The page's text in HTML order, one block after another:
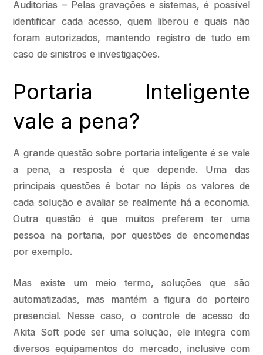
Auditorias – Pelas gravações e sistemas, é possível
identificar cada acesso, quem liberou e quais não
foram autorizados, mantendo registro de tudo em
caso de sinistros e investigações.
Portaria Inteligente
vale a pena?
A grande questão sobre portaria inteligente é se vale
a pena, a resposta é que depende. Uma das
principais questões é botar no lápis os valores de
cada solução e avaliar se realmente há a economia.
Outra questão é que muitos preferem ter uma
pessoa na portaria, por questões de encomendas
por exemplo.
Mas existe um meio termo, soluções que são
automatizadas, mas mantém a figura do porteiro
presencial. Nesse caso, o controle de acesso do
Akita Soft pode ser uma solução, ele integra com
diversos equipamentos do mercado, inclusive com